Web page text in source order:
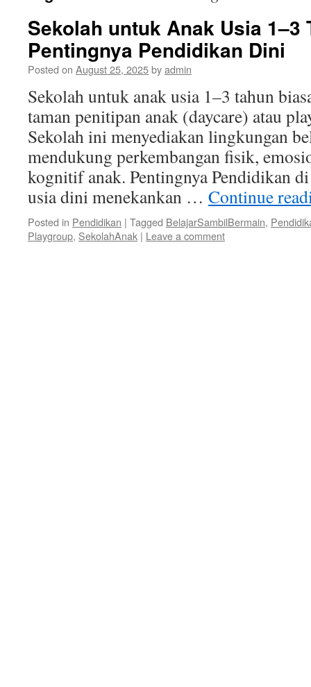
Sekolah untuk Anak Usia 1–3
Pentingnya Pendidikan Dini
Posted on August 25, 2025byadmin
Sekolah untuk anak usia 1–3 tahun
taman penitipan anak (daycare) atau
Sekolah ini menyediakan lingkungan
mendukung perkembangan fisik,
kognitif anak. Pentingnya Pendidikan
usia dini menekankan … Continue
Posted in Pendidikan | Tagged BelajarSambilBermain,
Playgroup, SekolahAnak | Leave a comment